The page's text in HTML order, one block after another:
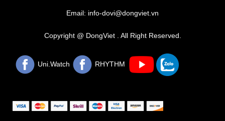
Email: info-dovi@dongviet.vn
Copyright @ DongViet . All Right Reserved.
Uni.Watch RHYTHM